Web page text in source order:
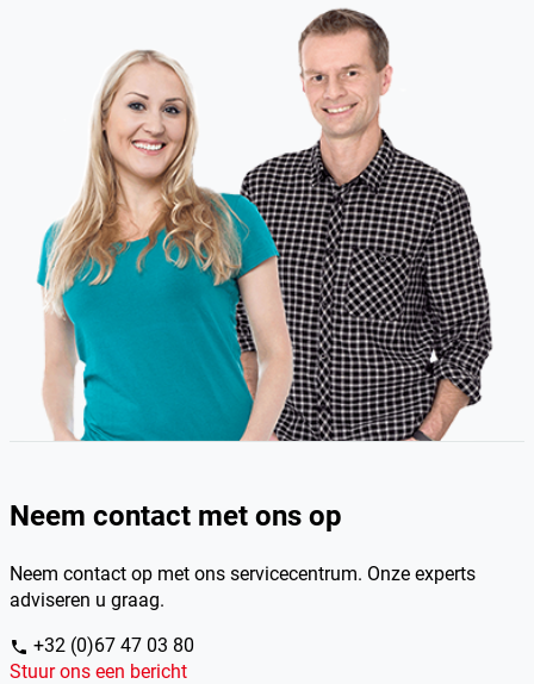
Neem contact met ons op
Neem contact op met ons servicecentrum. Onze experts
adviseren u graag.
phone +32 (0)67 47 03 80
Stuur ons een bericht